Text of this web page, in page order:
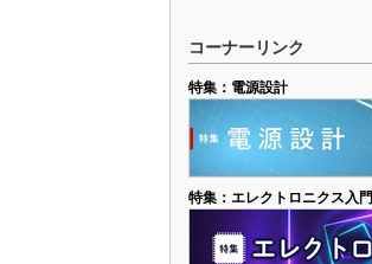
コーナーリンク
特集：電源設計
特集：エレクトロニクス入門